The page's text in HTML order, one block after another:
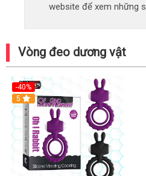
website để xem những
Vòng đeo dương vật
-40%
5